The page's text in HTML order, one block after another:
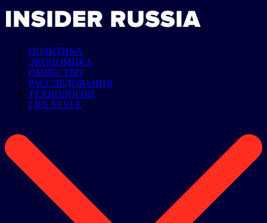
ПОЛИТИКА
ЭКОНОМИКА
ОБЩЕСТВО
РАССЛЕДОВАНИЯ
ТЕХНОЛОГИИ
LIFE STYLE